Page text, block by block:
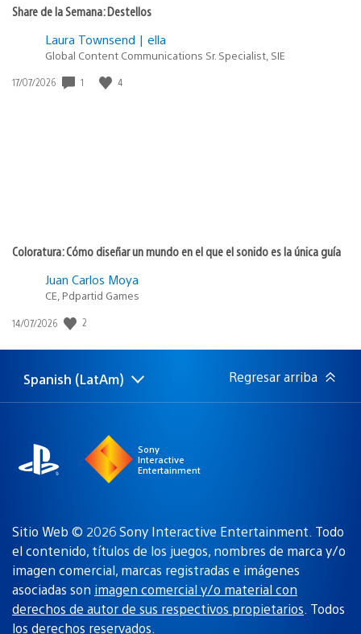
Share de la Semana: Destellos
Laura Townsend | ella
Global Content Communications Sr. Specialist, SIE
Fecha
17/07/2026 1 4
Coloratura: Cómo diseñar un mundo en el que el sonido es la única guía
Juan Carlos Moya
CE, Pdpartid Games
Fecha
publicación:
14/07/2026 2
Elige
una
Región
actual:
Spanish (LatAm) Regresar arriba
Sony
Interactive
Entertainment
Sitio Web © 2026 Sony Interactive Entertainment. Todo
el contenido, títulos de los juegos, nombres de marca y/o
imagen comercial, marcas registradas e imágenes
asociadas son imagen comercial y/o material con
derechos de autor de sus respectivos propietarios. Todos
los derechos reservados.